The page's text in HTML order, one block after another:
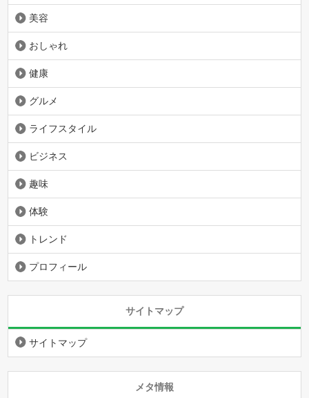
美容
おしゃれ
健康
グルメ
ライフスタイル
ビジネス
趣味
体験
トレンド
プロフィール
サイトマップ
サイトマップ
メタ情報